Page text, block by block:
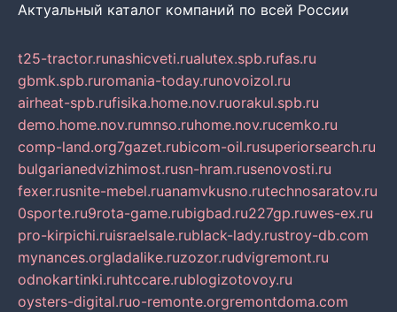
Актуальный каталог компаний по всей России
t25-tractor.runashicveti.rualutex.spb.rufas.ru
gbmk.spb.ruromania-today.runovoizol.ru
airheat-spb.rufisika.home.nov.ruorakul.spb.ru
demo.home.nov.rumnso.ruhome.nov.rucemko.ru
comp-land.org7gazet.rubicom-oil.rusuperiorsearch.ru
bulgarianedvizhimost.rusn-hram.rusenovosti.ru
fexer.rusnite-mebel.ruanamvkusno.rutechnosaratov.ru
0sporte.ru9rota-game.rubigbad.ru227gp.ruwes-ex.ru
pro-kirpichi.ruisraelsale.rublack-lady.rustroy-db.com
mynances.orgladalike.ruzozor.rudvigremont.ru
odnokartinki.ruhtccare.rublogizotovoy.ru
oysters-digital.ruo-remonte.orgremontdoma.com